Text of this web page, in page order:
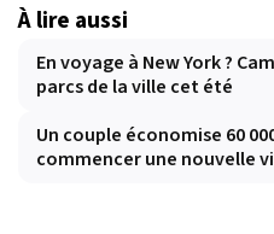
À lire aussi
En voyage à New York ?
parcs de la ville cet été
Un couple économise 60
commencer une nouvelle